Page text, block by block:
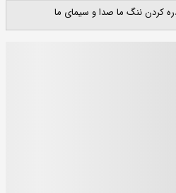
کردن ننگ ما صدا و سیمای ما